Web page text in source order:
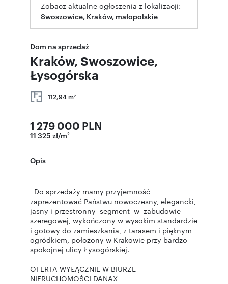
Zobacz aktualne ogłoszenia z lokalizacji:
Swoszowice, Kraków, małopolskie
Dom na sprzedaż
Kraków, Swoszowice,
Łysogórska
112,94 m2
1 279 000 PLN
11 325 zł/m2
Opis
Do sprzedaży mamy przyjemność
zaprezentować Państwu nowoczesny, elegancki,
jasny i przestronny segment w zabudowie
szeregowej, wykończony w wysokim standardzie
i gotowy do zamieszkania, z tarasem i pięknym
ogródkiem, położony w Krakowie przy bardzo
spokojnej ulicy Łysogórskiej.
OFERTA WYŁĄCZNIE W BIURZE
NIERUCHOMOŚCI DANAX